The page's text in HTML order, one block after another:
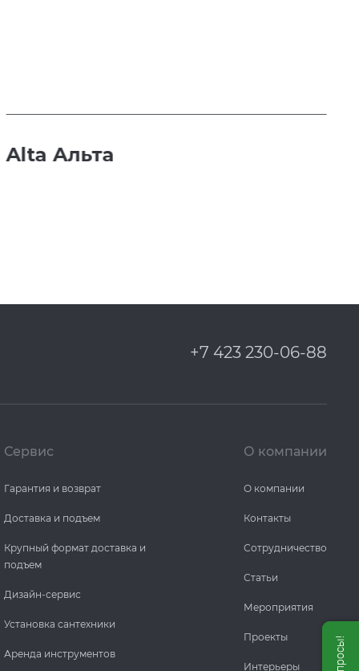
Alta Альта
+7 423 230-06-88
Сервис
Гарантия и возврат
Доставка и подъем
Крупный формат доставка и
подъем
Дизайн-сервис
Установка сантехники
Аренда инструментов
О компании
О компании
Контакты
Сотрудничество
Статьи
Мероприятия
Проекты
Интерьеры